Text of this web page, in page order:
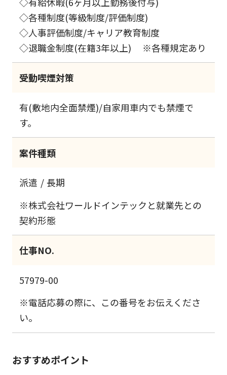
◇各種制度(等級制度/評価制度)
◇人事評価制度/キャリア教育制度
◇退職金制度(在籍3年以上) ※各種規定あり
受動喫煙対策
有(敷地内全面禁煙)/自家用車内でも禁煙で
す。
案件種類
派遣
長期
※株式会社ワールドインテックと就業先との
契約形態
仕事NO.
57979-00
※電話応募の際に、この番号をお伝えくださ
い。
おすすめポイント